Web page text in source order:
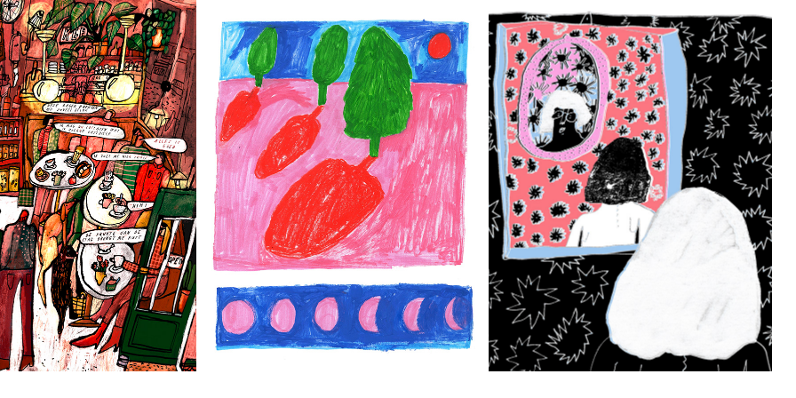
VAN VREEMDEN- VRIJ WERK
2025
DE MAAN HEEFT HAAR EIGEN ROUTINE-
VRIJ WERK
2024
DE WEERSPIEGELING VAN MIJN LEVENS-
VRIJ WERK
2023